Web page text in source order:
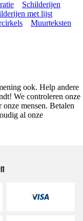
Schilderijen
met lijst
Muurteksten
ook. Help andere
We controleren onze
mensen. Betalen
al onze